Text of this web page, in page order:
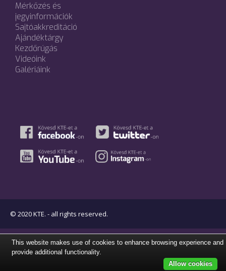
Mérkőzés és
jegyinformációk
Sajtóakkreditáció
Ajándéktárgy
Kezdőrúgás
Videóink
Galériáink
© 2020 KTE. - all rights reserved.
This website makes use of cookies to enhance browsing experience and
provide additional functionality.
Allow cookies